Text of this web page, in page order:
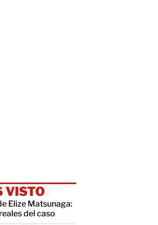
VISTO
Elize Matsunaga:
del caso